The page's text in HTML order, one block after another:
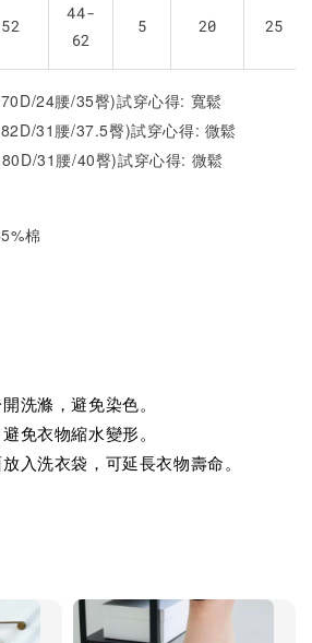
52
44-
62
5 20 25
24腰/35臀)試穿心得: 寬鬆
31腰/37.5臀)試穿心得: 微鬆
31腰/40臀)試穿心得: 微鬆
棉
洗滌，避免染色。
免衣物縮水變形。
入洗衣袋，可延長衣物壽命。